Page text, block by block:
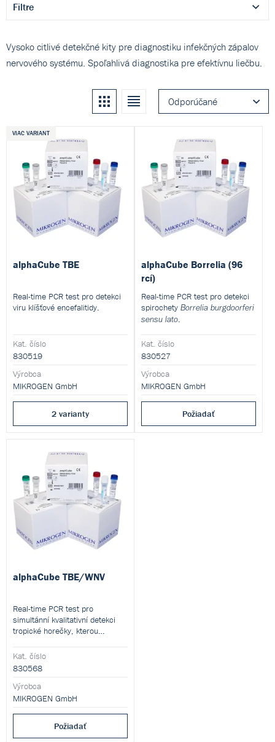
Filtre
Vysoko citlivé detekčné kity pre diagnostiku infekčných zápalov
nervového systému. Spoľahlivá diagnostika pre efektívnu liečbu.
Odporúčané
Kachle Zoznam
VIAC VARIANT
alphaCube TBE
Real-time PCR test pro detekci
viru klíšťové encefalitidy.
Kat. číslo
830519
Výrobca
MIKROGEN GmbH
2 varianty
alphaCube Borrelia (96
rcí)
Real-time PCR test pro detekci
spirochety Borrelia burgdoorferi
sensu lato.
Kat. číslo
830527
Výrobca
MIKROGEN GmbH
Požiadať
alphaCube TBE/WNV
Real-time PCR test pro
simultánní kvalitativní detekci
tropické horečky, kterou
encefalitidy a vir západonilské
horečky (linie 1 a 2).
Kat. číslo
830568
Výrobca
MIKROGEN GmbH
Požiadať